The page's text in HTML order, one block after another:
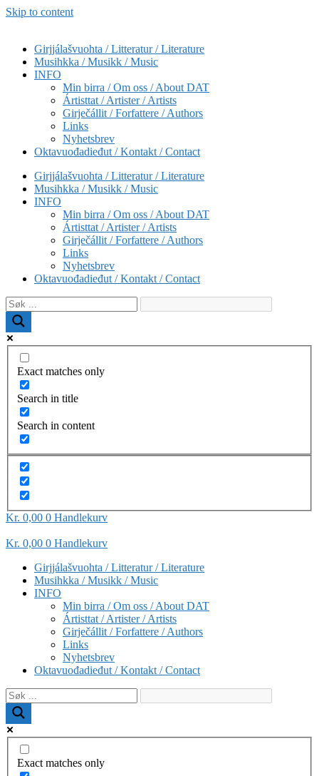
Skip to content
Girjjálašvuohta / Litteratur / Literature
Musihkka / Musikk / Music
INFO
Min birra / Om oss / About DAT
Ártisttat / Artister / Artists
Girječállit / Forfattere / Authors
Links
Nyhetsbrev
Oktavuođadieđut / Kontakt / Contact
Girjjálašvuohta / Litteratur / Literature
Musihkka / Musikk / Music
INFO
Min birra / Om oss / About DAT
Ártisttat / Artister / Artists
Girječállit / Forfattere / Authors
Links
Nyhetsbrev
Oktavuođadieđut / Kontakt / Contact
Exact matches only
Search in title
Search in content
Kr 0,00 0 Handlekurv
Kr 0,00 0 Handlekurv
Girjjálašvuohta / Litteratur / Literature
Musihkka / Musikk / Music
INFO
Min birra / Om oss / About DAT
Ártisttat / Artister / Artists
Girječállit / Forfattere / Authors
Links
Nyhetsbrev
Oktavuođadieđut / Kontakt / Contact
Exact matches only